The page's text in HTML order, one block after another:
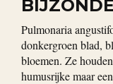
Pulmonaria
donkergroen blad,
bloemen. Ze
humusrijke maar